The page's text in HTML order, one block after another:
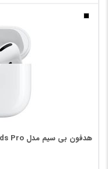
هدفون بی‌ سیم مدل AirPods Pro